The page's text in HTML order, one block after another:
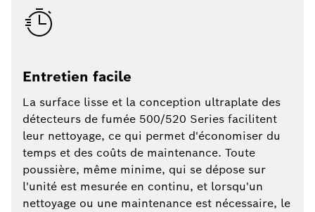
Entretien facile
La surface lisse et la conception ultraplate des
détecteurs de fumée 500/520 Series facilitent
leur nettoyage, ce qui permet d'économiser du
temps et des coûts de maintenance. Toute
poussière, même minime, qui se dépose sur
l'unité est mesurée en continu, et lorsqu'un
nettoyage ou une maintenance est nécessaire, le